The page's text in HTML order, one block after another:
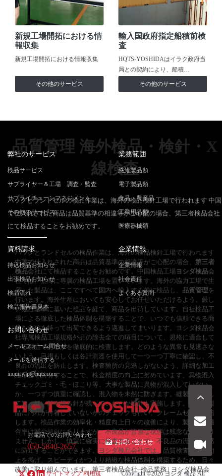
新規工場開拓における情
報収集
新規工場開拓における情報収集
その他のサービス
輸入国政府指定船積前検
査
HQTS-YOSHIDAはイラク政府当
局との契約により、船積…
その他のサービス
品質管理 海外検品・検針・X
線検査
バッグとランドセルの検品作業は、海外の検品検針工場で行われます 中国
で仕入れされた商品は品質基準の相違等がご心配の場合、第三者検品会社
にて検品することをお勧めです。
バッグとランドセルの検品作業は、海外の検品検針工場で行われます
中国で仕入れされた商品は品質基準の相違等がご心配の場合、 第三者
検品会社にて検品することをお勧めです。中国検品工場 ヨシダ検品会
社では、上海に専属の検品工場を置いています。海外の協力工場で生
産した製品は、ここですべて国内へ輸入する前に検品し、 品質管理 を
行います。海外生産においても安心してお任せいただけるよう、厳し
い独自基準に基いた検品を経て、商品を出荷しています。自社検品工
場による徹底した検品体制を構築することで、いつでも信頼できる商
品を自信を持って出荷できるよう邁進してまいります。ヨシダ検品会
社専属検品工場規格外品の除去全ての項目について、規格に適合して
いる製品であるかを徹底的に検査します。どのような異常も見逃さな
いよう、目視もしくは各計測器を使用して一つ一つ丁寧に確認し、不
良品の流出を防止します。検査箇所の見逃しがないよう、詳細な加工
指示書を共有することで、検査精度の向上に努めています。異物混入
チェックゴミ・毛・ほこり等、大事な製品に異物が混入していない
か、一つずつ慎重に確認し、混入物を未然に防ぎます。縫製品に関し
ては、縫い針や待ち針が残っていないか検針も実施します。また、製
品に汚れが付着していないかのチェックも行い、クレームゼロを目指
します。検品作業の効率化・精度向上日々の改善により、製品の不適
合率は減少傾向にありますが、不良品が皆無な状態は残念ながらあり
ません。しかし、慎重に確実に検査することで、不良品の流出を未然
に防止することができます。ヨシダ検品会社では、品質検査の精度向
上を掲げ、スピーディかつより精緻な検品体制を構築するため、日々
改善に取り組んでいます。第三者検品会社–検品業務 | ヨシダ検品会
弊社のサービス
検品サービス
サプライヤー＆工場 調査・監査
サプライチェーンマネジメント
その他のサービス
業務範囲
繊維製品類
電子製品類
食品・農産品
工業用品類
医療器械類
資料請求
持込検品お知らせ
出張検品お知らせ
検品流れ
検品報告書見本
企業情報
企業情報
社会責任
よくある質問
お問い合わせ
メールフォーム問合せ
メールを送信する
inquiry.jp@hqts.com
お電話でのお問い合わせ
050-5840-2657
お問い合わせ
サイトマップ 利用規 Copyright ©2026ヨシダ 検品All